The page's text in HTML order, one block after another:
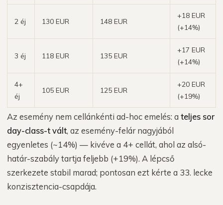
2 éj 130 EUR 148 EUR
+18 EUR
(+14%)
3 éj 118 EUR 135 EUR
+17 EUR
(+14%)
4+
éj
105 EUR 125 EUR
+20 EUR
(+19%)
Az esemény nem cellánkénti ad-hoc emelés: a teljes sor
day-class-t vált, az esemény-felár nagyjából
egyenletes (~14%) — kivéve a 4+ cellát, ahol az alsó-
határ-szabály tartja feljebb (+19%). A lépcső
szerkezete stabil marad; pontosan ezt kérte a 33. lecke
konzisztencia-csapdája.